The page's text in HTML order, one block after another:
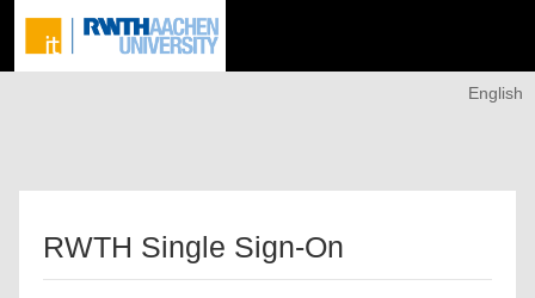
English
RWTH Single Sign-On